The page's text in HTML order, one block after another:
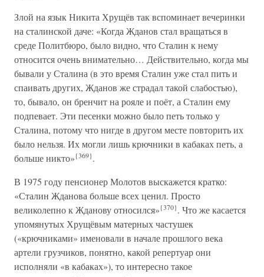
Злой на язык Никита Хрущёв так вспоминает вечеринки
на сталинской даче: «Когда Жданов стал вращаться в
среде Политбюро, было видно, что Сталин к нему
относится очень внимательно… Действительно, когда мы
бывали у Сталина (в это время Сталин уже стал пить и
спаивать других, Жданов же страдал такой слабостью),
то, бывало, он бренчит на рояле и поёт, а Сталин ему
подпевает. Эти песенки можно было петь только у
Сталина, потому что нигде в другом месте повторить их
было нельзя. Их могли лишь крючники в кабаках петь, а
больше никто»{369}.
В 1975 году пенсионер Молотов выскажется кратко:
«Сталин Жданова больше всех ценил. Просто
великолепно к Жданову относился»{370}. Что же касается
упомянутых Хрущёвым матерных частушек
(«крючниками» именовали в начале прошлого века
артели грузчиков, понятно, какой репертуар они
исполняли «в кабаках»), то интересно такое